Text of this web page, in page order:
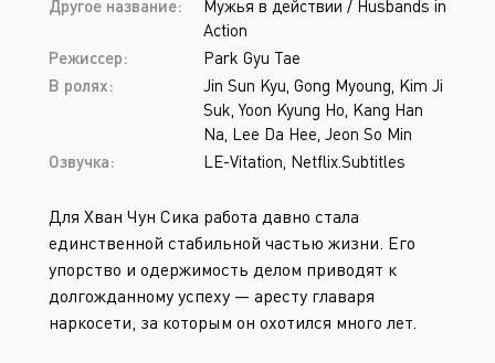
Другое название:
Мужья в действии / Husbands in
Action
Режиссер:
Park Gyu Tae
В ролях:
Jin Sun Kyu, Gong Myoung, Kim Ji
Suk, Yoon Kyung Ho, Kang Han
Na, Lee Da Hee, Jeon So Min
Озвучка:
LE-Vitation, Netflix.Subtitles
Для Хван Чун Сика работа давно стала
единственной стабильной частью жизни. Его
упорство и одержимость делом приводят к
долгожданному успеху — аресту главаря
наркосети, за которым он охотился много лет.